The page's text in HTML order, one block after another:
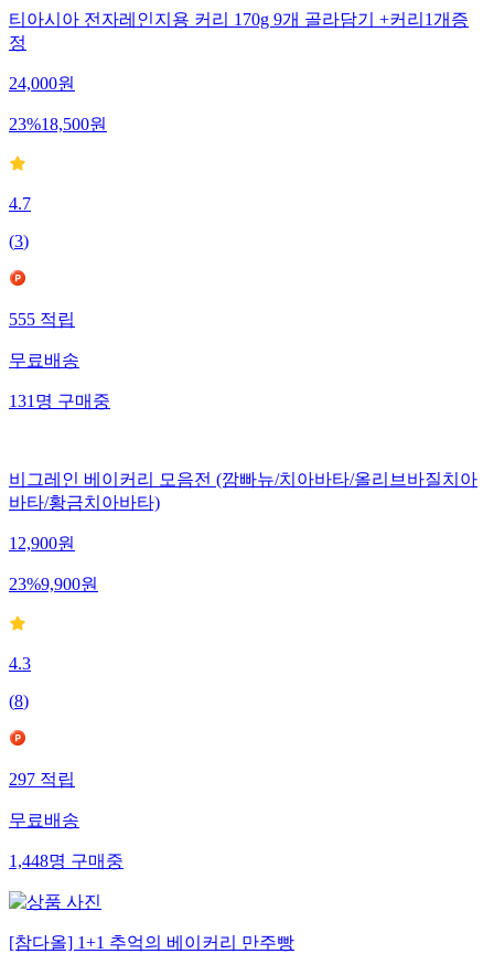
티아시아 전자레인지용 커리 170g 9개 골라담기 +커리1개증
정
24,000원
23%18,500원
4.7
(3)
555 적립
무료배송
131 명 구매중
비그레인 베이커리 모음전 (깜빠뉴/치아바타/올리브바질치아
바타/황금치아바타)
12,900원
23%9,900원
4.3
(8)
297 적립
무료배송
1,448명 구매중
[참다올] 1+1 추억의 베이커리 만주빵